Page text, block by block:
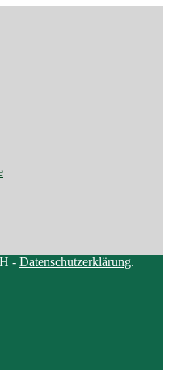
- Datenschutzerklärung.